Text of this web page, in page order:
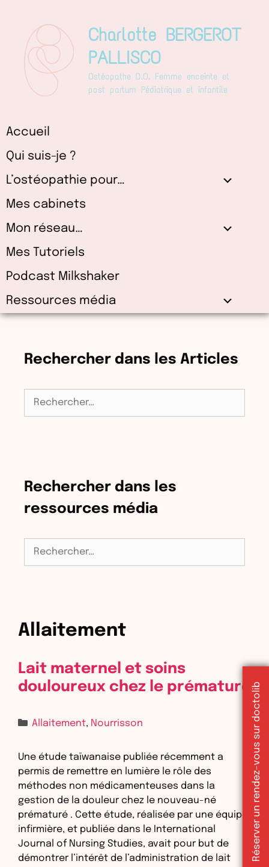
contenu
Charlotte BERGEROT
PALLISCO
Ostéopathe D.O. Femme enceinte et
post partum Pédiatrique et infantile
Accueil
Qui suis-je ?
L’ostéopathie pour…
Mes cabinets
Mon réseau…
Mes Tutoriels
Podcast Milkshaker
Ressources média
Allaitement
Lait maternel et soins
douloureux chez le prématuré
Catégories
Allaitement, Nourrisson
Une étude taïwanaise publiée récemment a
permis de remettre en lumière le rôle des
méthodes non médicamenteuses dans la
gestion de la douleur chez le nouveau-né
prématuré . Cette étude, réalisée par une équipe
infirmière, et publiée dans le International
Journal of Nursing Studies, avait pour but de
démontrer l’intérêt de l’administration de lait
Rechercher dans les Articles
Rechercher :
Rechercher dans les
ressources média
Rechercher :
Réserver un rendez-vous sur doctolib